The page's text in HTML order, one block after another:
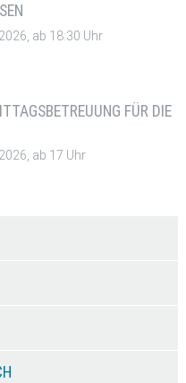
ab 18:30 Uhr
FÜR DIE
ab 17 Uhr